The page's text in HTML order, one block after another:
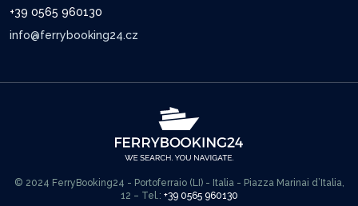
+39 0565 960130
info@ferrybooking24.cz
© 2024 FerryBooking24 - Portoferraio (LI) - Italia - Piazza Marinai d’Italia,
12 – Tel.: +39 0565 960130